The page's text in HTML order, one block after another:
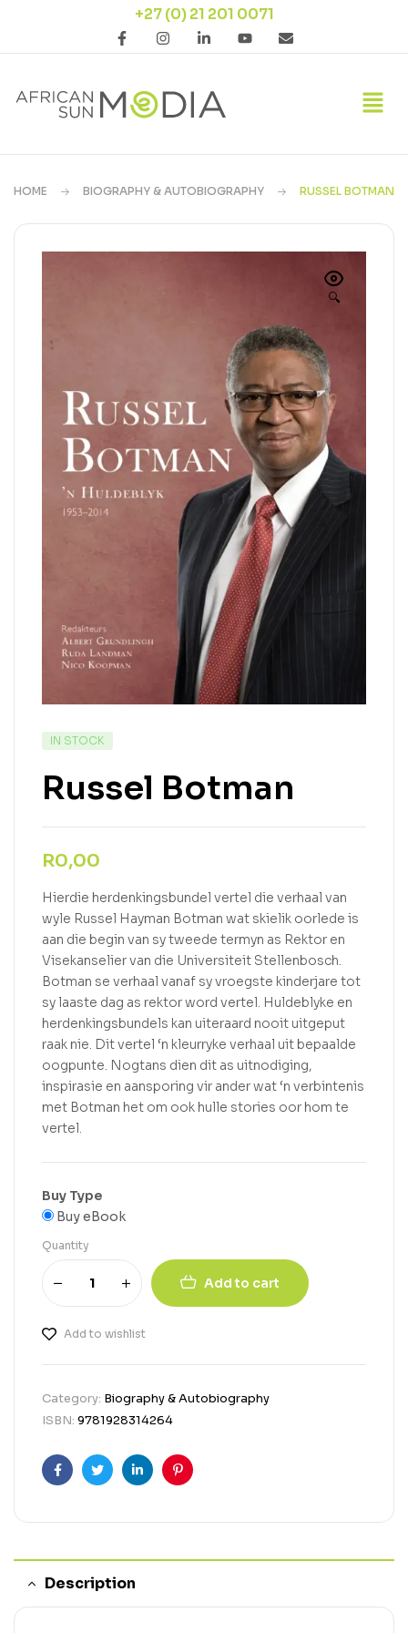
+27 (0) 21 201 0071
HOME BIOGRAPHY & AUTOBIOGRAPHY RUSSEL BOTMAN
🔍
IN STOCK
Russel Botman
R0,00
Hierdie herdenkingsbundel vertel die verhaal van
wyle Russel Hayman Botman wat skielik oorlede is
aan die begin van sy tweede termyn as Rektor en
Visekanselier van die Universiteit Stellenbosch.
Botman se verhaal vanaf sy vroegste kinderjare tot
sy laaste dag as rektor word vertel. Huldeblyke en
herdenkingsbundels kan uiteraard nooit uitgeput
raak nie. Dit vertel ‘n kleurryke verhaal uit bepaalde
oogpunte. Nogtans dien dit as uitnodiging,
inspirasie en aansporing vir ander wat ‘n verbintenis
met Botman het om ook hulle stories oor hom te
vertel.
Buy Type
Buy eBook
Quantity
Add to cart
Add to wishlist
Category: Biography & Autobiography
ISBN: 9781928314264
FacebookTwitterLinkedinPinterest
Description